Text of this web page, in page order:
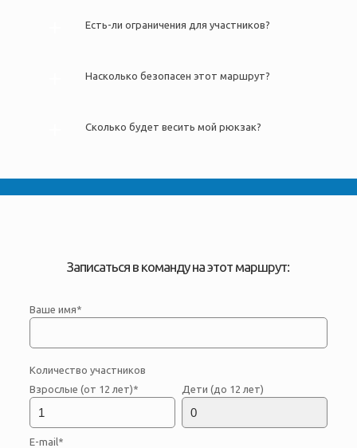
Есть-ли ограничения для участников?
Насколько безопасен этот маршрут?
Сколько будет весить мой рюкзак?
Записаться в команду на этот маршрут:
Ваше имя*
Количество участников
Взрослые (от 12 лет)*
Дети (до 12 лет)
E-mail*